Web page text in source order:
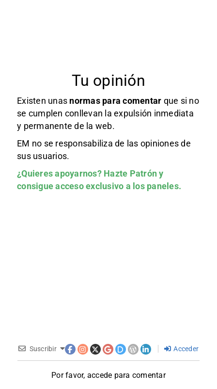
Tu opinión
Existen unas normas para comentar que si no
se cumplen conllevan la expulsión inmediata
y permanente de la web.
EM no se responsabiliza de las opiniones de
sus usuarios.
¿Quieres apoyarnos? Hazte Patróny
consigue acceso exclusivo a los paneles.
Suscribir Acceder
Por favor, accede para comentar